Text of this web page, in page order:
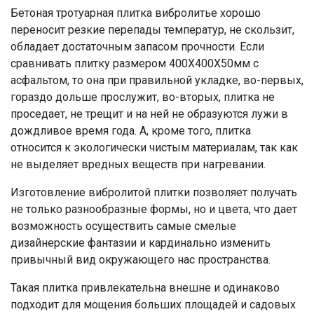
Бетоная тротуарная плитка вибролитье хорошо
переносит резкие перепады температур, не скользит,
обладает достаточным запасом прочности. Если
сравнивать плитку размером 400Х400Х50мм с
асфальтом, то она при правильной укладке, во-первых,
гораздо дольше прослужит, во-вторых, плитка не
проседает, не трещит и на ней не образуются лужи в
дождливое время года. А, кроме того, плитка
относится к экологически чистым материалам, так как
не выделяет вредных веществ при нагревании.
Изготовление вибролитой плитки позволяет получать
не только разнообразные формы, но и цвета, что дает
возможность осуществить самые смелые
дизайнерские фантазии и кардинально изменить
привычный вид окружающего нас пространства.
Такая плитка привлекательна внешне и одинаково
подходит для мощения больших площадей и садовых